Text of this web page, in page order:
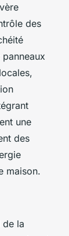
des
une
des
maison.
de la